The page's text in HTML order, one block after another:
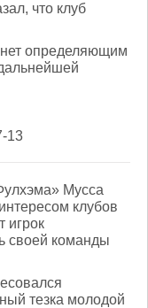
что клуб
определяющим
Мусса
клубов
игрок
своей команды
тезка молодой